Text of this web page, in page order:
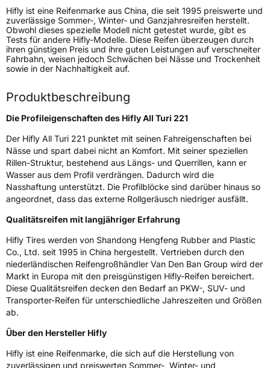
Gewicht (in kg) 6,3 kg
Generelle Merkmale
FahrzeugtypPKW
VerwendungGanzjahresreifen
Modellname
All Turi 221
Weitere Eigenschaften
SchlauchtypTL
ZustandNeureifen
EU Label
EffizienzE
NasshaftungC
Rollgeräusch (Klasse)B
Rollgeräusch (dB)71
Hifly ist eine Reifenmarke aus China, die seit 1995 preiswerte und
zuverlässige Sommer-, Winter- und Ganzjahresreifen herstellt.
Obwohl dieses spezielle Modell nicht getestet wurde, gibt es
Tests für andere Hifly-Modelle. Diese Reifen überzeugen durch
ihren günstigen Preis und ihre guten Leistungen auf verschneiter
Fahrbahn, weisen jedoch Schwächen bei Nässe und Trockenheit
sowie in der Nachhaltigkeit auf.
Produktbeschreibung
Die Profileigenschaften des Hifly All Turi 221
Der Hifly All Turi 221 punktet mit seinen Fahreigenschaften bei
Nässe und spart dabei nicht an Komfort. Mit seiner speziellen
Rillen-Struktur, bestehend aus Längs- und Querrillen, kann er
Wasser aus dem Profil verdrängen. Dadurch wird die
Nasshaftung unterstützt. Die Profilblöcke sind darüber hinaus so
angeordnet, dass das externe Rollgeräusch niedriger ausfällt.
Qualitätsreifen mit langjähriger Erfahrung
Hifly Tires werden von Shandong Hengfeng Rubber and Plastic
Co., Ltd. seit 1995 in China hergestellt. Vertrieben durch den
niederländischen Reifengroßhändler Van Den Ban Group wird der
Markt in Europa mit den preisgünstigen Hifly-Reifen bereichert.
Diese Qualitätsreifen decken den Bedarf an PKW-, SUV- und
Transporter-Reifen für unterschiedliche Jahreszeiten und Größen
ab.
Über den Hersteller Hifly
Hifly ist eine Reifenmarke, die sich auf die Herstellung von
zuverlässigen und preiswerten Sommer-, Winter- und